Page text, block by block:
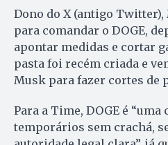
Dono do X (antigo
para comandar o DOGE,
apontar medidas e cortar
pasta foi recém criada e
Musk para fazer cortes de
Para a Time, DOGE é
temporários sem crachá,